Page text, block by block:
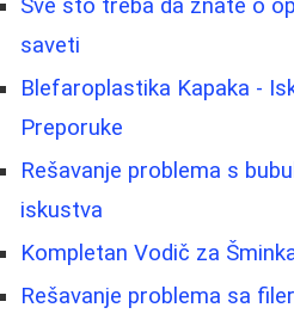
Sve što treba da znate o
saveti
Blefaroplastika Kapaka -
Preporuke
Rešavanje problema s
iskustva
Kompletan Vodič za
Rešavanje problema sa